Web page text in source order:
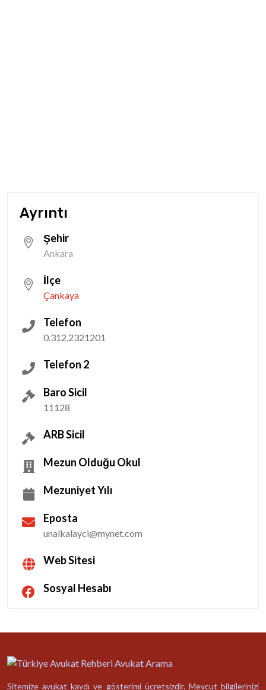
Ayrıntı
Şehir
Ankara
İlçe
Çankaya
Telefon
0.312.2321201
Telefon 2
Baro Sicil
11128
ARB Sicil
Mezun Olduğu Okul
Mezuniyet Yılı
Eposta
unalkalayci@mynet.com
Web Sitesi
Sosyal Hesabı
Sitemize avukat kaydı ve gösterimi ücretsizdir. Mevcut bilgilerinizi